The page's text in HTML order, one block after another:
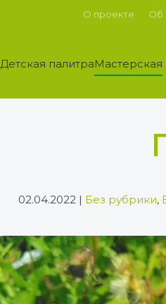
О проекте Об
Детская палитраМастерская
02.04.2022 | Без рубрики,